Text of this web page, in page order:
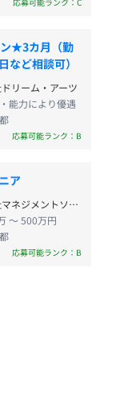
★3カ月（勤
など相談可）
リーム・アーツ
能力により優遇
応募可能ランク：B
ア
株式会社マネジメントソリューションズ
〜 500万円
応募可能ランク：B